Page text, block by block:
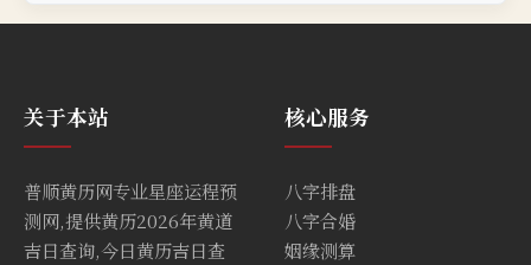
关于本站
普顺黄历网专业星座运程预
测网,提供黄历2026年黄道
吉日查询,今日黄历吉日查
核心服务
八字排盘
八字合婚
姻缘测算